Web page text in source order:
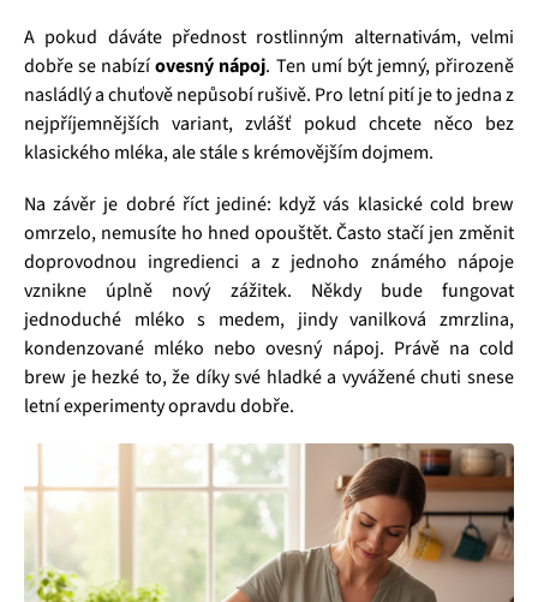
A pokud dáváte přednost rostlinným alternativám, velmi
dobře se nabízíovesný nápoj. Ten umí být jemný, přirozeně
nasládlý a chuťově nepůsobí rušivě. Pro letní pití je to jedna z
nejpříjemnějších variant, zvlášť pokud chcete něco bez
klasického mléka, ale stále s krémovějším dojmem.
Na závěr je dobré říct jediné: když vás klasické cold brew
omrzelo, nemusíte ho hned opouštět. Často stačí jen změnit
doprovodnou ingredienci a z jednoho známého nápoje
vznikne úplně nový zážitek. Někdy bude fungovat
jednoduché mléko s medem, jindy vanilková zmrzlina,
kondenzované mléko nebo ovesný nápoj. Právě na cold
brew je hezké to, že díky své hladké a vyvážené chuti snese
letní experimenty opravdu dobře.